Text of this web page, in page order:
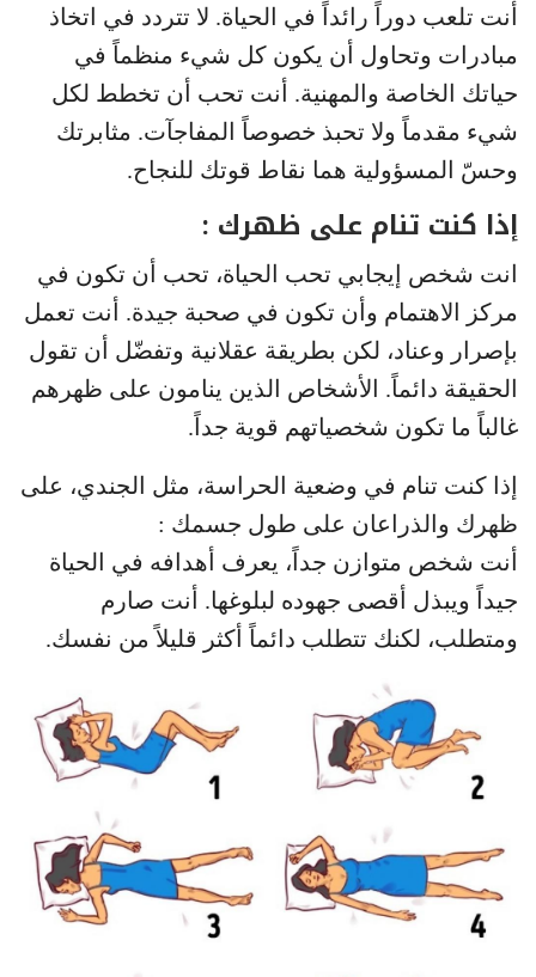
أنت تلعب دوراً رائداً في الحياة. لا تتردد في اتخاذ
مبادرات وتحاول أن يكون كل شيء منظماً في
حياتك الخاصة والمهنية. أنت تحب أن تخطط لكل
شيء مقدماً ولا تحبذ خصوصاً المفاجآت. مثابرتك
وحسّ المسؤولية هما نقاط قوتك للنجاح.
إذا كنت تنام على ظهرك :
انت شخص إيجابي تحب الحياة، تحب أن تكون في
مركز الاهتمام وأن تكون في صحبة جيدة. أنت تعمل
بإصرار وعناد، لكن بطريقة عقلانية وتفضّل أن تقول
الحقيقة دائماً. الأشخاص الذين ينامون على ظهرهم
غالباً ما تكون شخصياتهم قوية جداً.
إذا كنت تنام في وضعية الحراسة، مثل الجندي، على
ظهرك والذراعان على طول جسمك :
أنت شخص متوازن جداً، يعرف أهدافه في الحياة
جيداً ويبذل أقصى جهوده لبلوغها. أنت صارم
ومتطلب، لكنك تتطلب دائماً أكثر قليلاً من نفسك.